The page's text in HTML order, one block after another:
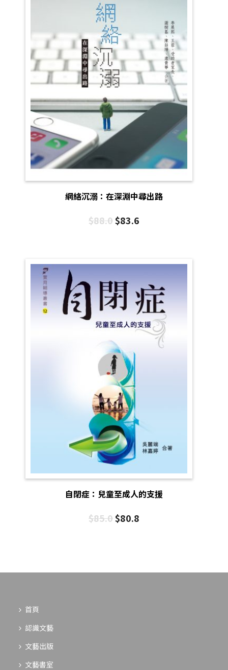
網絡沉溺：在深淵中尋出路
$88.0$83.6
自閉症：兒童至成人的支援
$85.0$80.8
首頁
認識文藝
文藝出版
文藝書室